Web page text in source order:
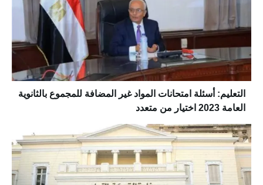
التعليم: أسئلة امتحانات المواد غير المضافة للمجموع بالثانوية
العامة 2023 اختيار من متعدد